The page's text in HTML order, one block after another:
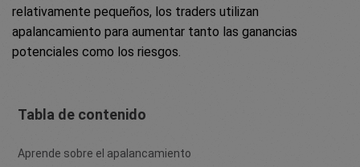
relativamente pequeños, los traders utilizan
apalancamiento para aumentar tanto las ganancias
potenciales como los riesgos.
Tabla de contenido
Aprende sobre el apalancamiento